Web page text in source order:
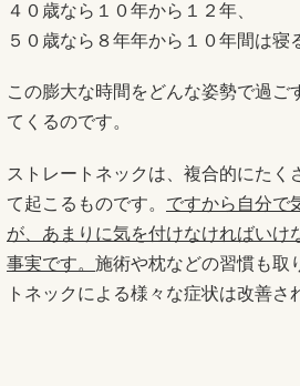
４０歳なら１０年から１２年、
５０歳なら８年年から１０年間は寝
この膨大な時間をどんな姿勢で過ご
てくるのです。
ストレートネックは、複合的にたく
て起こるものです。 ですから自分で
が、あまりに気を付けなければいけ
事実です。 施術や枕などの習慣も取
トネックによる様々な症状は改善さ